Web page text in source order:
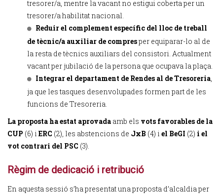
tresorer/a, mentre la vacant no estigui coberta per un
tresorer/a habilitat nacional.
Reduir el complement específic del lloc de treball
de tècnic/a auxiliar de compresper equiparar-lo al de
la resta de tècnics auxiliars del consistori. Actualment
vacant per jubilació de la persona que ocupava la plaça.
Integrar el departament de Rendes al de Tresoreria,
ja que les tasques desenvolupades formen part de les
funcions de Tresoreria.
La proposta ha estat aprovada amb els vots favorables de la
CUP (6) i ERC (2), les abstencions de JxB (4) i el BeGI (2) i el
vot contrari del PSC (3).
Règim de dedicació i retribució
En aquesta sessió s’ha presentat una proposta d’alcaldia per